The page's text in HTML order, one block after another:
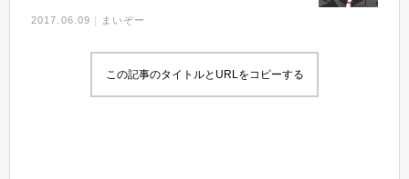
2017.06.09 まいぞー
この記事のタイトルとURLをコピーする